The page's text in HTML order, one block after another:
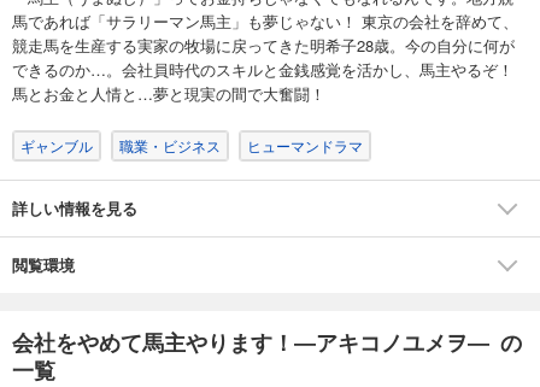
馬であれば「サラリーマン馬主」も夢じゃない！ 東京の会社を辞めて、
競走馬を生産する実家の牧場に戻ってきた明希子28歳。今の自分に何が
できるのか…。会社員時代のスキルと金銭感覚を活かし、馬主やるぞ！
馬とお金と人情と…夢と現実の間で大奮闘！
ギャンブル 職業・ビジネス ヒューマンドラマ
詳しい情報を見る
閲覧環境
会社をやめて馬主やります！―アキコノユメヲ― の
一覧
会社をやめて馬主やります！ ― アキコノユメヲ ― 48
110円 (税込)
カート
あらすじを表示する
会社をやめて馬主やります！ ― アキコノユメヲ ― 49
110
会社をやめて馬主やります！ ― アキコノユメヲ ― 50